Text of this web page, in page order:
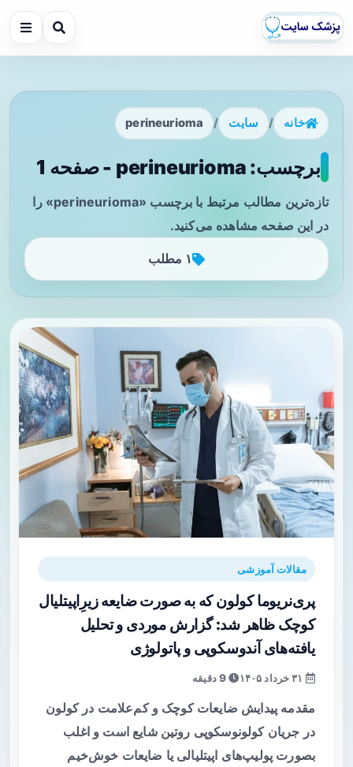
خانه / سایت /
perineurioma
برچسب: perineurioma - صفحه 1
تازه‌ترین مطالب مرتبط با برچسب «perineurioma» را
در این صفحه مشاهده می‌کنید.
۱ مطلب
مقالات آموزشی
پری‌نریوما کولون که به صورت ضایعه زیرِ‌اپیتلیال
کوچک ظاهر شد: گزارش موردی و تحلیل
یافته‌های آندوسکوپی و پاتولوژی
9 دقیقه
مقدمه پیدایش ضایعات کوچک و کم‌علامت در کولون
در جریان کولونوسکوپی روتین شایع است و اغلب
بصورت پولیپ‌های اپیتلیالی یا ضایعات خوش‌خیم